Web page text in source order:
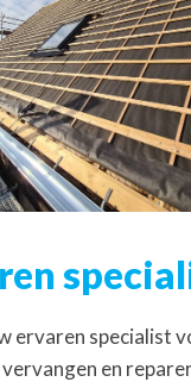
ervaren specialist
en